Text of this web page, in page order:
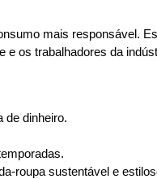
mais responsável.
os trabalhadores da
de dinheiro.
roupa sustentável e